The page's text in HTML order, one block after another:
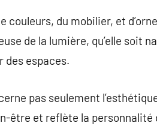
couleurs, du mobilier, et
de la lumière, qu’elle soit
des espaces.
pas seulement
être et reflète la